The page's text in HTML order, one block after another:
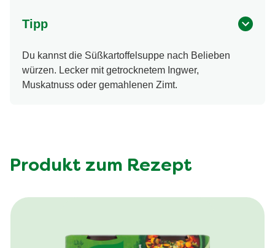
Tipp
Du kannst die Süßkartoffelsuppe nach Belieben
würzen. Lecker mit getrocknetem Ingwer,
Muskatnuss oder gemahlenen Zimt.
Produkt zum Rezept